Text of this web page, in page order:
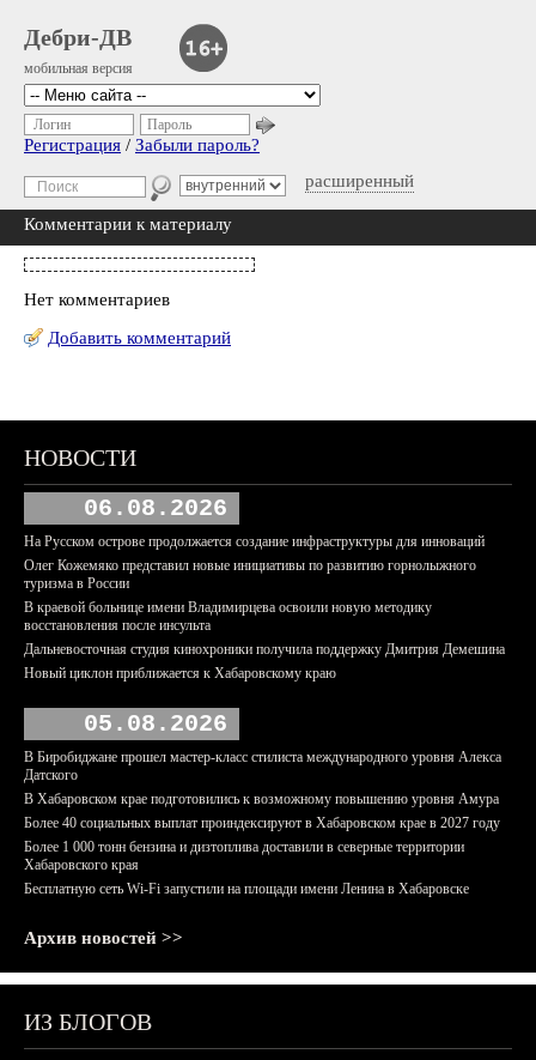
Дебри-ДВ
мобильная версия
расширенный
Логин Пароль
Регистрация / Забыли пароль?
Комментарии к материалу
Нет комментариев
Добавить комментарий
НОВОСТИ
06.08.2026
На Русском острове продолжается создание инфраструктуры для инноваций
Олег Кожемяко представил новые инициативы по развитию горнолыжного
туризма в России
В краевой больнице имени Владимирцева освоили новую методику
восстановления после инсульта
Дальневосточная студия кинохроники получила поддержку Дмитрия Демешина
Новый циклон приближается к Хабаровскому краю
05.08.2026
В Биробиджане прошел мастер-класс стилиста международного уровня Алекса
Датского
В Хабаровском крае подготовились к возможному повышению уровня Амура
Более 40 социальных выплат проиндексируют в Хабаровском крае в 2027 году
Более 1 000 тонн бензина и дизтоплива доставили в северные территории
Хабаровского края
Бесплатную сеть Wi-Fi запустили на площади имени Ленина в Хабаровске
Архив новостей >>
ИЗ БЛОГОВ